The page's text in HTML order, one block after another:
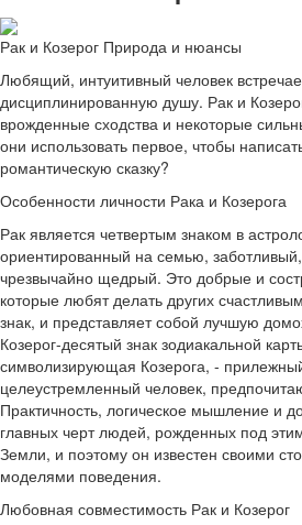
Рак и Козерог Природа и нюансы
Любящий, интуитивный человек
дисциплинированную душу. Рак и
врожденные сходства и некоторые
они использовать первое, чтобы
романтическую сказку?
Особенности личности Рака и Козерога
Рак является четвертым знаком в
ориентированный на семью,
чрезвычайно щедрый. Это добрые и
которые любят делать других
знак, и представляет собой лучшую
Козерог-десятый знак зодиакальной
символизирующая Козерога, -
целеустремленный человек,
Практичность, логическое мышление и
главных черт людей, рожденных под
Земли, и поэтому он известен своими
моделями поведения.
Любовная совместимость Рак и Козерог